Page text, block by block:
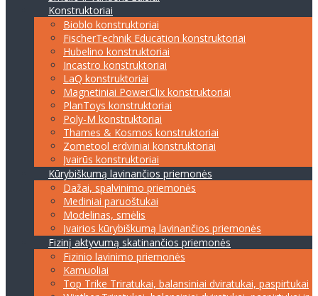
Konstruktoriai
Bioblo konstruktoriai
FischerTechnik Education konstruktoriai
Hubelino konstruktoriai
Incastro konstruktoriai
LaQ konstruktoriai
Magnetiniai PowerClix konstruktoriai
PlanToys konstruktoriai
Poly-M konstruktoriai
Thames & Kosmos konstruktoriai
Zometool erdviniai konstruktoriai
Įvairūs konstruktoriai
Kūrybiškumą lavinančios priemonės
Dažai, spalvinimo priemonės
Mediniai paruoštukai
Modelinas, smėlis
Įvairios kūrybiškumą lavinančios priemonės
Fizinį aktyvumą skatinančios priemonės
Fizinio lavinimo priemonės
Kamuoliai
Top Trike Triratukai, balansiniai dviratukai, paspirtukai